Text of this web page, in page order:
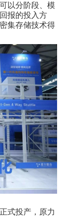
以分阶段、模
报的投入方
密集存储技术得
式投产，原力